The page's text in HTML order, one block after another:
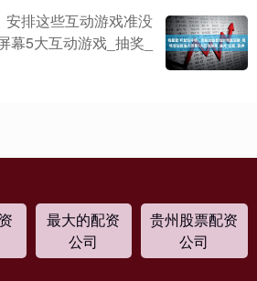
排这些互动游戏准没
5大互动游戏_抽奖_
最大的配资
公司
贵州股票配资
公司